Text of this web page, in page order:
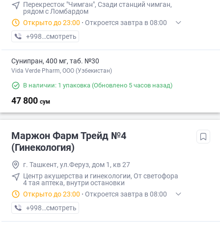
Перекресток "Чимган", Сзади станций чимган,
рядом с Ломбардом
Открыто до 23:00 · Откроется завтра в 08:00
+998 (71) XXX-XX-XX
смотреть
Сунипран, 400 мг, таб. №30
Vida Verde Pharm, ООО (Узбекистан)
В наличии: 1 упаковка (Обновлено 5 часов назад)
47 800 сум
Маржон Фарм Трейд №4
(Гинекология)
г. Ташкент, ул.Феруз, дом 1, кв 27
Центр акушерства и гинекологии, От светофора
4 тая аптека, внутри остановки
Открыто до 23:00 · Откроется завтра в 08:00
+998 (77) XXX-XX-XX
смотреть